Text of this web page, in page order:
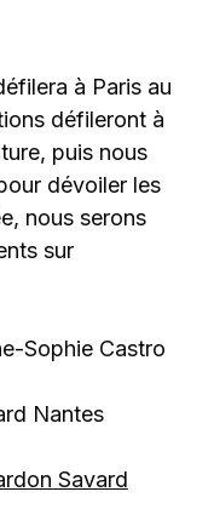
à Paris au
défileront à
puis nous
dévoiler les
nous serons
sur
Sophie Castro
Nantes
Savard